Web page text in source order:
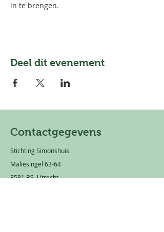
in te brengen.
Deel dit evenement
Contactgegevens
Stichting Simonshuis
Maliesingel 63-64
3581 BS Utrecht